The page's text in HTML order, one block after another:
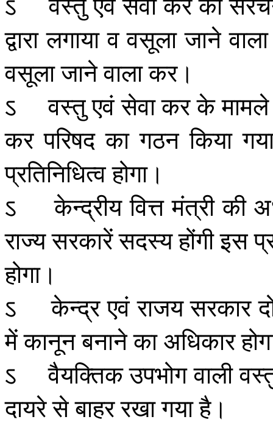
द्वारा लगाया व वसूला जाने वाला
वसूलाजानेवालाकर।
ऽ
वस्तुएवंसेवाकरकेमामले
कर परिषद का गठन किया
प्रतिनिधित्वहोगा।
ऽ
केन्द्रीय वित्त मंत्री की
राज्यसरकारेंसदस्यहोंगीइस
होगा।
ऽ
केन्द्र एवं राजय सरकार
मेंकानूनबनानेका अधिकार
ऽ
वैयक्तिकउपभोगवाली
दायरेसेबाहररखागयाहै।